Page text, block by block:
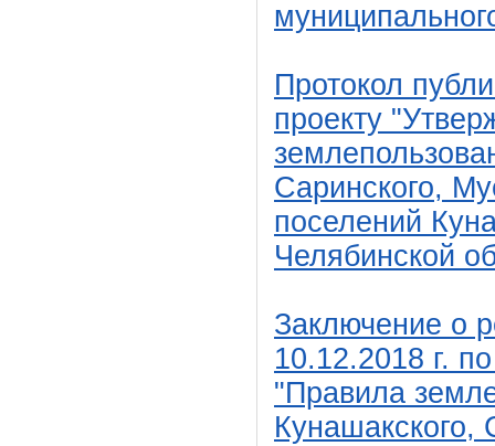
Протокол
проекту
Саринского,
поселений
Челябинской
Заключение о
10.12.2018 г.
"Правила
Кунашакского,